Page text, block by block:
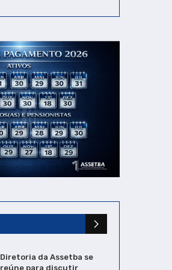
Diretoria da Assetba se
reúne para discutir